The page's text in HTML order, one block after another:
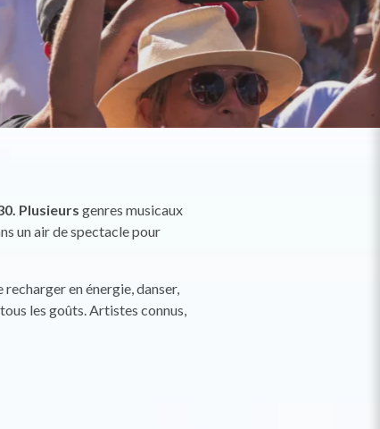
Plusieurs genres musicaux
un air de spectacle pour
en énergie, danser,
les goûts.Artistes connus,